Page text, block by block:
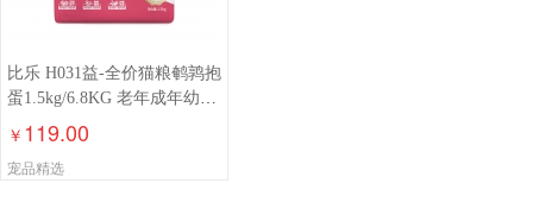
比乐 H031益-全价猫粮鹌鹑抱
蛋1.5kg/6.8KG 老年成年幼年
猫粮鳕鱼拼贝猫猫粮食
￥ 119.00
宠品精选